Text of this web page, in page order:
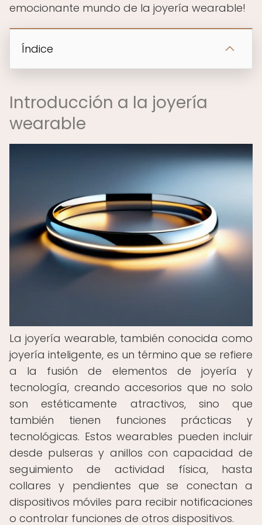
emocionante mundo de la joyería wearable!
Índice
Introducción a la joyería
wearable
La joyería wearable, también conocida como
joyería inteligente, es un término que se refiere
a la fusión de elementos de joyería y
tecnología, creando accesorios que no solo
son estéticamente atractivos, sino que
también tienen funciones prácticas y
tecnológicas. Estos wearables pueden incluir
desde pulseras y anillos con capacidad de
seguimiento de actividad física, hasta
collares y pendientes que se conectan a
dispositivos móviles para recibir notificaciones
o controlar funciones de otros dispositivos.